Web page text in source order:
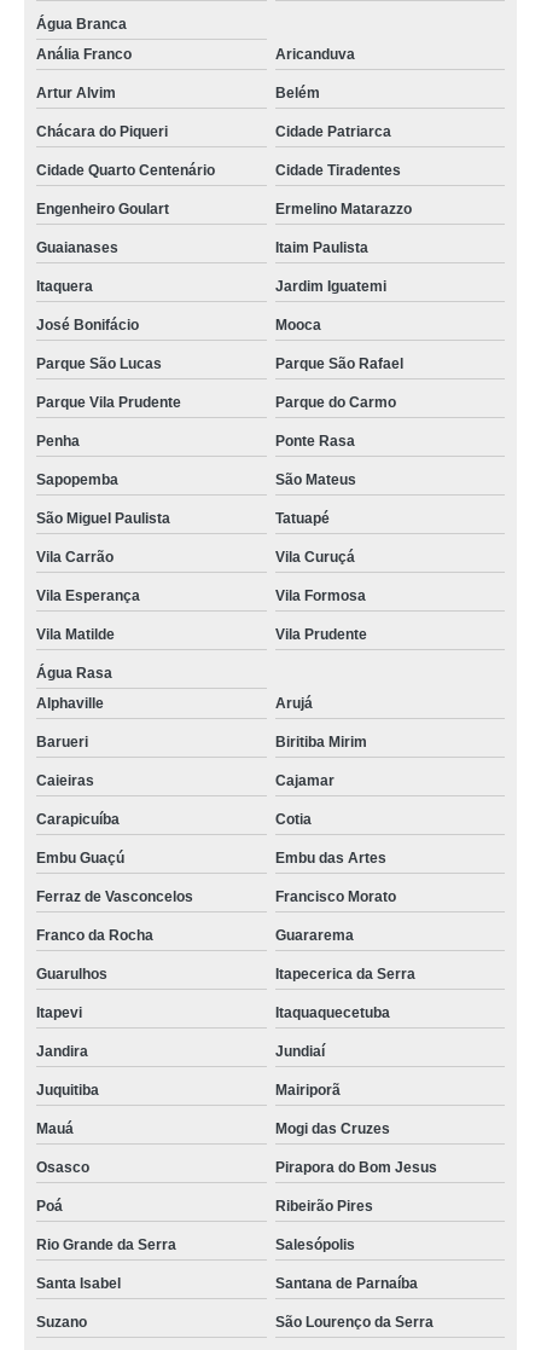
Água Branca
Anália Franco
Aricanduva
Artur Alvim Belém
Chácara do Piqueri Cidade Patriarca
Cidade Quarto Centenário Cidade Tiradentes
Engenheiro Goulart Ermelino Matarazzo
Guaianases Itaim Paulista
Itaquera Jardim Iguatemi
José Bonifácio Mooca
Parque São Lucas Parque São Rafael
Parque Vila Prudente Parque do Carmo
Penha Ponte Rasa
Sapopemba São Mateus
São Miguel Paulista Tatuapé
Vila Carrão Vila Curuçá
Vila Esperança Vila Formosa
Vila Matilde Vila Prudente
Água Rasa
Alphaville
Arujá
Barueri Biritiba Mirim
Caieiras Cajamar
Carapicuíba Cotia
Embu Guaçú Embu das Artes
Ferraz de Vasconcelos Francisco Morato
Franco da Rocha Guararema
Guarulhos Itapecerica da Serra
Itapevi Itaquaquecetuba
Jandira Jundiaí
Juquitiba Mairiporã
Mauá Mogi das Cruzes
Osasco Pirapora do Bom Jesus
Poá Ribeirão Pires
Rio Grande da Serra Salesópolis
Santa Isabel Santana de Parnaíba
Suzano São Lourenço da Serra